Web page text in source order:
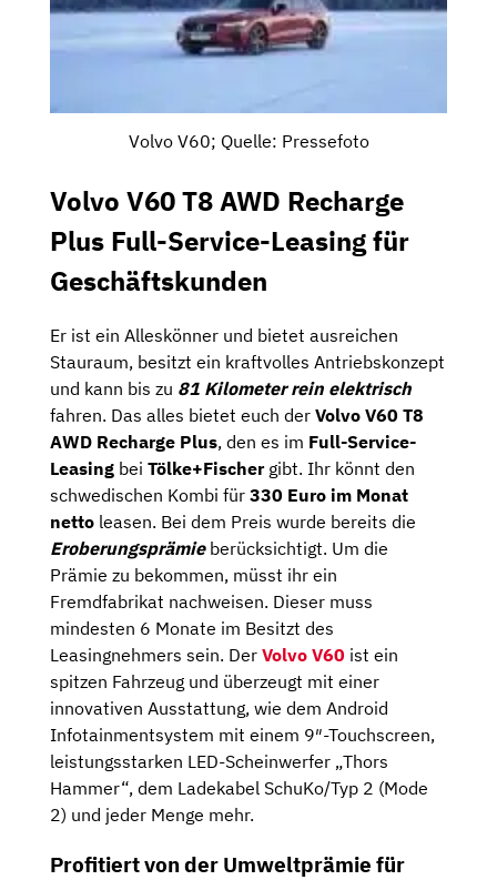
Volvo V60; Quelle: Pressefoto
Volvo V60 T8 AWD Recharge
Plus Full-Service-Leasing für
Geschäftskunden
Er ist ein Alleskönner und bietet ausreichen
Stauraum, besitzt ein kraftvolles Antriebskonzept
und kann bis zu 81 Kilometer rein elektrisch
fahren. Das alles bietet euch der Volvo V60 T8
AWD Recharge Plus, den es im Full-Service-
Leasing bei Tölke+Fischer gibt. Ihr könnt den
schwedischen Kombi für 330 Euro im Monat
netto leasen. Bei dem Preis wurde bereits die
Eroberungsprämieberücksichtigt. Um die
Prämie zu bekommen, müsst ihr ein
Fremdfabrikat nachweisen. Dieser muss
mindesten 6 Monate im Besitzt des
Leasingnehmers sein. Der Volvo V60 ist ein
spitzen Fahrzeug und überzeugt mit einer
innovativen Ausstattung, wie dem Android
Infotainmentsystem mit einem 9″-Touchscreen,
leistungsstarken LED-Scheinwerfer „Thors
Hammer“, dem Ladekabel SchuKo/Typ 2 (Mode
2) und jeder Menge mehr.
Profitiert von der Umweltprämie für